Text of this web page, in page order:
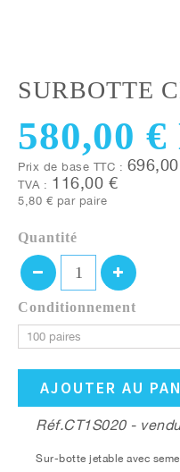
SURBOTTE
580,00 €
Prix de base TTC :
TVA : 116,00 €
5,80 € par paire
Quantité
Conditionnement
AJOUTER AU
Réf.CT1S020 -
Sur-botte jetable avec